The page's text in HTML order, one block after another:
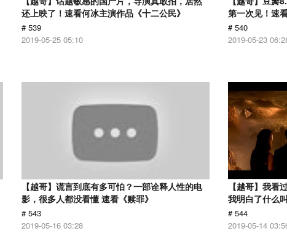
还上映了！速看何冰主演作品《十二公民》
# 539
2019-05-25 05:10
第一次见！速
# 540
2019-05-23
【越哥】谎言到底有多可怕？一部诠释人性的电
影，很多人都没看懂 速看《赎罪》
# 543
2019-05-16 03:28
【越哥】我看
我明白了什么
# 544
2019-05-14